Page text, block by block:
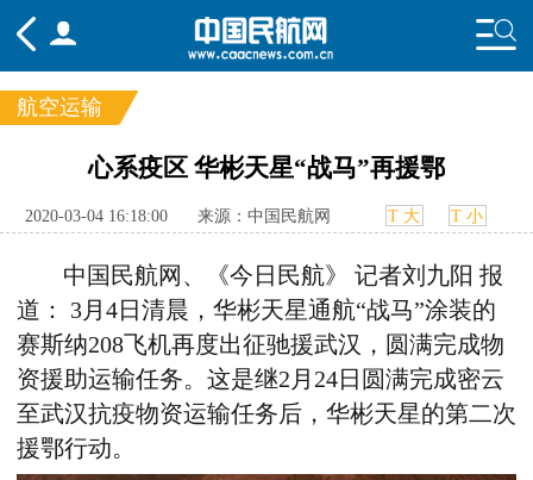
国内 国际
行业
航空运输
心系疫区 华彬天星“战马”再援鄂
2020-03-04 16:18:00 来源：中国民航网 T 大 T 小
中国民航网、《今日民航》 记者刘九阳 报
道： 3月4日清晨，华彬天星通航“战马”涂装的
赛斯纳208飞机再度出征驰援武汉，圆满完成物
资援助运输任务。这是继2月24日圆满完成密云
至武汉抗疫物资运输任务后，华彬天星的第二次
援鄂行动。